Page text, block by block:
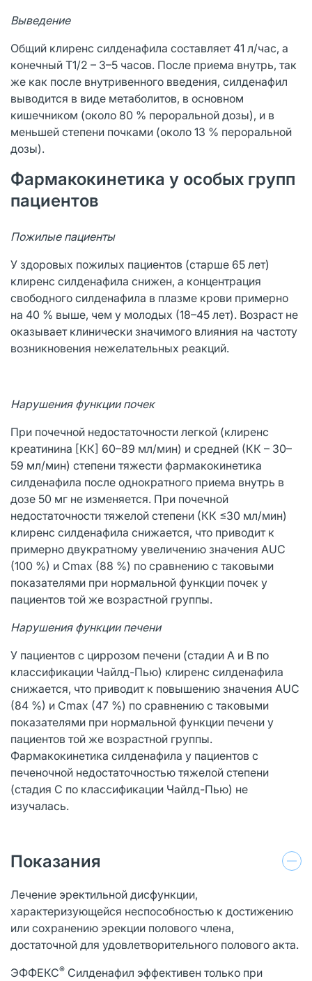
Выведение
Общий клиренс силденафила составляет 41 л/час, а
конечный Т1/2 – 3–5 часов. После приема внутрь, так
же как после внутривенного введения, силденафил
выводится в виде метаболитов, в основном
кишечником (около 80 % пероральной дозы), и в
меньшей степени почками (около 13 % пероральной
дозы).
Фармакокинетика у особых групп
пациентов
Пожилые пациенты
У здоровых пожилых пациентов (старше 65 лет)
клиренс силденафила снижен, а концентрация
свободного силденафила в плазме крови примерно
на 40 % выше, чем у молодых (18–45 лет). Возраст не
оказывает клинически значимого влияния на частоту
возникновения нежелательных реакций.
Нарушения функции почек
При почечной недостаточности легкой (клиренс
креатинина [КК] 60–89 мл/мин) и средней (КК – 30–
59 мл/мин) степени тяжести фармакокинетика
силденафила после однократного приема внутрь в
дозе 50 мг не изменяется. При почечной
недостаточности тяжелой степени (КК ≤30 мл/мин)
клиренс силденафила снижается, что приводит к
примерно двукратному увеличению значения AUC
(100 %) и Сmах (88 %) по сравнению с таковыми
показателями при нормальной функции почек у
пациентов той же возрастной группы.
Нарушения функции печени
У пациентов с циррозом печени (стадии А и В по
классификации Чайлд-Пью) клиренс силденафила
снижается, что приводит к повышению значения AUC
(84 %) и Сmах (47 %) по сравнению с таковыми
показателями при нормальной функции печени у
пациентов той же возрастной группы.
Фармакокинетика силденафила у пациентов с
печеночной недостаточностью тяжелой степени
(стадия С по классификации Чайлд-Пью) не
изучалась.
Показания
Лечение эректильной дисфункции,
характеризующейся неспособностью к достижению
или сохранению эрекции полового члена,
достаточной для удовлетворительного полового акта.
ЭФФЕКС® Силденафил эффективен только при